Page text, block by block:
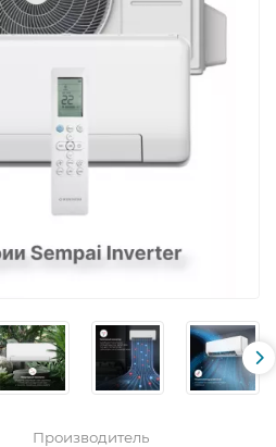
Производитель